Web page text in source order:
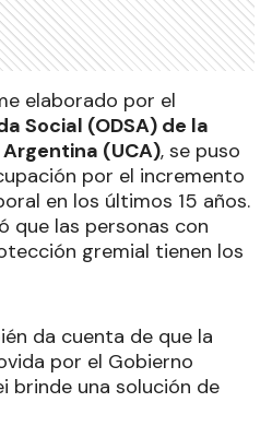
elaborado por el
Social (ODSA) de la
(UCA), se puso
por el incremento
en los últimos 15 años.
que las personas con
gremial tienen los
da cuenta de que la
por el Gobierno
brinde una solución de